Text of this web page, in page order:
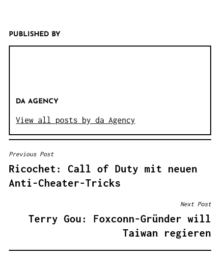
PUBLISHED BY
DA AGENCY
View all posts by da Agency
B
E
I
Previous Post
Ricochet: Call of Duty mit neuen
Anti-Cheater-Tricks
Next Post
Terry Gou: Foxconn-Gründer will
Taiwan regieren